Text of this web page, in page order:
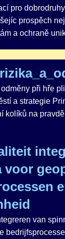
pro
prospěch
a ochraně
při hře
a strategie
kolíků na
voor
van